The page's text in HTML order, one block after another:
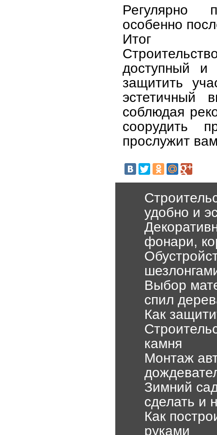
Регулярно
особенно
Итог
доступный и
защитить
эстетичный
соблюдая
соорудить
прослужит
удобно и
фонари,
Выбор
спил
Как
камня
Монтаж
Зимний
сделать и
Как
руками